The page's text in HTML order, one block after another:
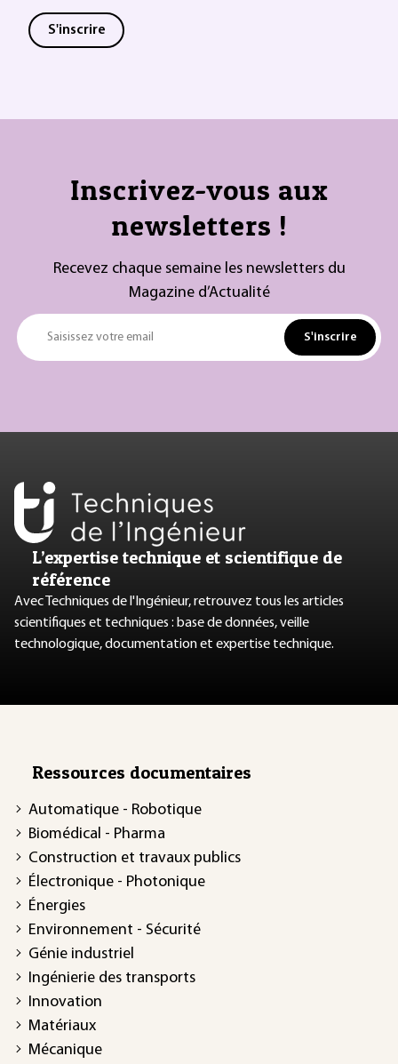
S'inscrire
Inscrivez-vous aux
newsletters !
Recevez chaque semaine les newsletters du
Magazine d’Actualité
Saisissez votre email S'inscrire
L’expertise technique et scientifique de
référence
Avec Techniques de l'Ingénieur, retrouvez tous les articles
scientifiques et techniques : base de données, veille
technologique, documentation et expertise technique.
Ressources documentaires
Automatique - Robotique
Biomédical - Pharma
Construction et travaux publics
Électronique - Photonique
Énergies
Environnement - Sécurité
Génie industriel
Ingénierie des transports
Innovation
Matériaux
Mécanique